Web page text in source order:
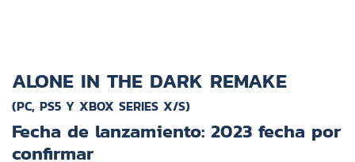
ALONE IN THE DARK REMAKE
(PC, PS5 Y XBOX SERIES X/S)
Fecha de lanzamiento: 2023 fecha por
confirmar